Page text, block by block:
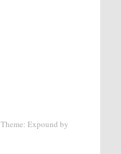
Theme: Expound by